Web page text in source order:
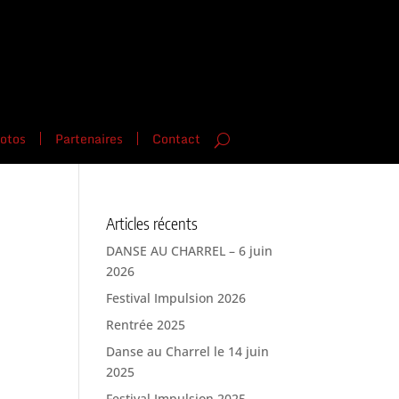
Partenaires Contact
Articles récents
DANSE AU CHARREL – 6 juin
2026
Festival Impulsion 2026
Rentrée 2025
Danse au Charrel le 14 juin
2025